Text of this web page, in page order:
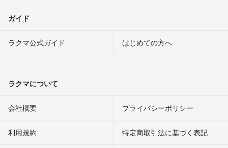
ガイド
ラクマ公式ガイド はじめての方へ
ラクマについて
会社概要 プライバシーポリシー
利用規約 特定商取引法に基づく表記